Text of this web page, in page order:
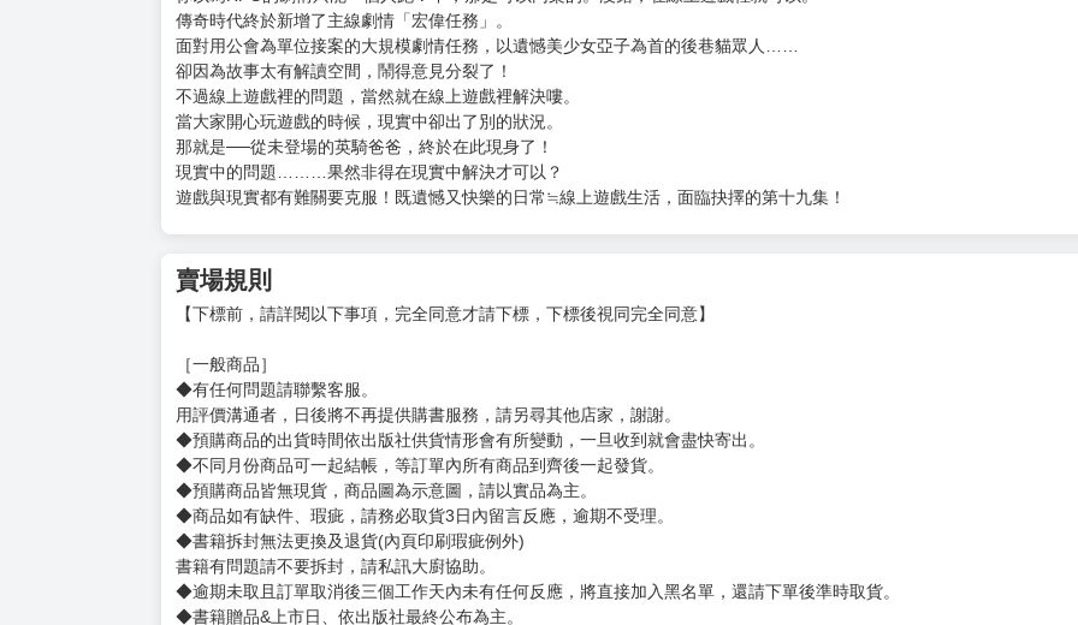
線上遊戲的老婆不可能是女生？ (19)
定價：新台幣$260元
出版日期：2026/8/12
★第十八屆電擊小說大賞「金獎」得主聴猫芝居與人氣情色漫畫家Hisasi攜手獻上最新力作。
★一個令人感到非常遺憾的美少女，會為現實生活帶來危機!?
★日本廣受好評！帶你體驗不一樣的遺憾又愉快的日常≒線上遊戲生活！
你以為RPG的劇情只能一個人跑？不，那是可以同樂的。沒錯，在線上遊戲裡就可以。
傳奇時代終於新增了主線劇情「宏偉任務」。
面對用公會為單位接案的大規模劇情任務，以遺憾美少女亞子為首的後巷貓眾人……
卻因為故事太有解讀空間，鬧得意見分裂了！
當大家開心玩遊戲的時候，現實中卻出了別的狀況。
那就是──從未登場的英騎爸爸，終於在此現身了！
現實中的問題………果然非得在現實中解決才可以？
遊戲與現實都有難關要克服！既遺憾又快樂的日常≒線上遊戲生活，面臨抉擇的第十九集！
賣場規則
【下標前，請詳閱以下事項，完全同意才請下標，下標後視同完全同意】
［一般商品］